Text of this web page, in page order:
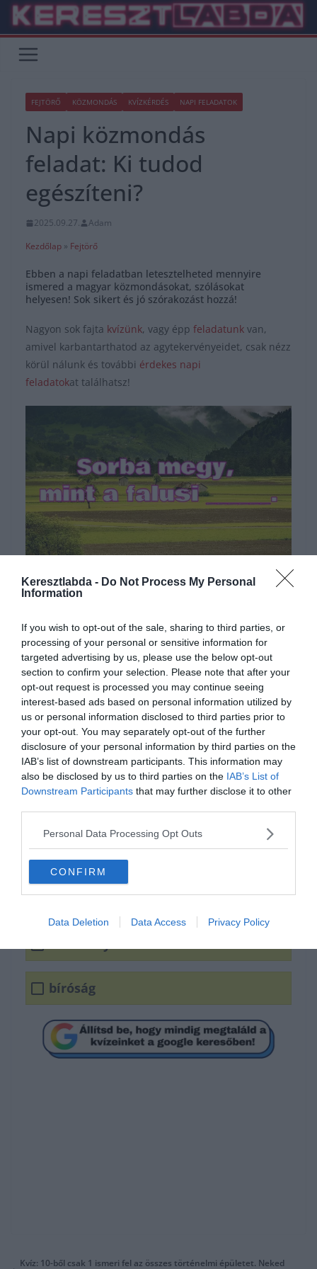
Keresztlabda - Do Not Process My Personal
Information
If you wish to opt-out of the sale, sharing to third parties, or
processing of your personal or sensitive information for
targeted advertising by us, please use the below opt-out
section to confirm your selection. Please note that after your
opt-out request is processed you may continue seeing
interest-based ads based on personal information utilized by
us or personal information disclosed to third parties prior to
your opt-out. You may separately opt-out of the further
disclosure of your personal information by third parties on the
IAB’s list of downstream participants. This information may
also be disclosed by us to third parties on the IAB’s List of
Downstream Participants that may further disclose it to other
Personal Data Processing Opt Outs
CONFIRM
Data Deletion Data Access Privacy Policy
Skip
content
FEJTÖRŐ KÖZMONDÁS KVÍZKÉRDÉS NAPI FELADATOK
Napi közmondás
feladat: Ki tudod
egészíteni?
2025.09.27.
Adam
Kezdőlap » Fejtörő
Ebben a napi feladatban letesztelheted mennyire
ismered a magyar közmondásokat, szólásokat
helyesen! Sok sikert és jó szórakozást hozzá!
Nagyon sok fajta kvízünk, vagy épp feladatunk van,
amivel karbantarthatod az agytekervényeidet, csak nézz
körül nálunk és további érdekes napi
feladatokat találhatsz!
Sorba megy, mint a falusi
________.
közmunkások
búcsú
bíróság
Kvíz: 10-ből csak 1 ismeri fel az összes történelmi épületet. Neked